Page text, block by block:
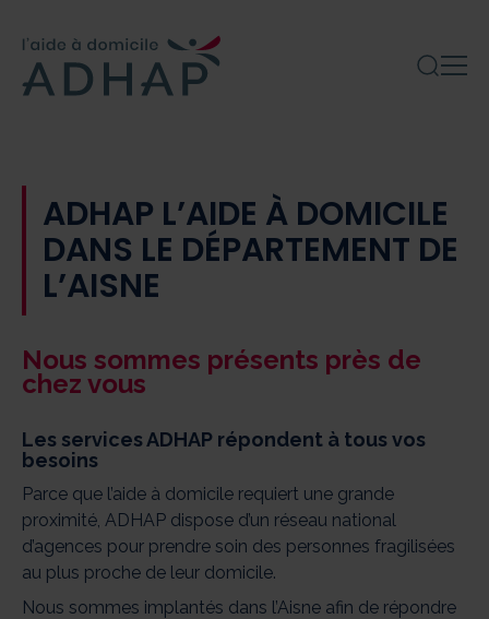
ADHAP L’AIDE À DOMICILE
DANS LE DÉPARTEMENT DE
L’AISNE
Nous sommes présents près de
chez vous
Les services ADHAP répondent à tous vos
besoins
Parce que l’aide à domicile requiert une grande
proximité, ADHAP dispose d’un réseau national
d’agences pour prendre soin des personnes fragilisées
au plus proche de leur domicile.
Nous sommes implantés dans l’Aisne afin de répondre